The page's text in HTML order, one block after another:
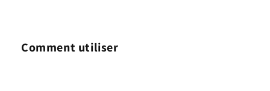
Comment utiliser